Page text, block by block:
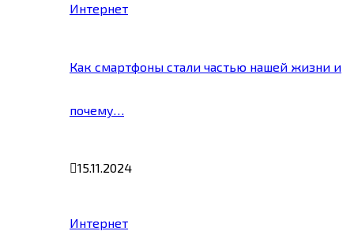
Интернет
Как смартфоны стали частью нашей жизни и
почему…
15.11.2024
Интернет